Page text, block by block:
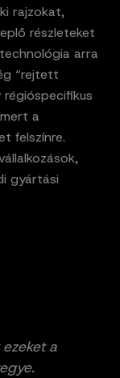
rajzokat,
részleteket
arra
“rejtett
a
felszínre.
gyártási
a